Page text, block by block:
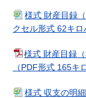
様式 財産目録
クセル形式 62キロ
様式 財産目録
（PDF形式 165キ
様式 収支の明